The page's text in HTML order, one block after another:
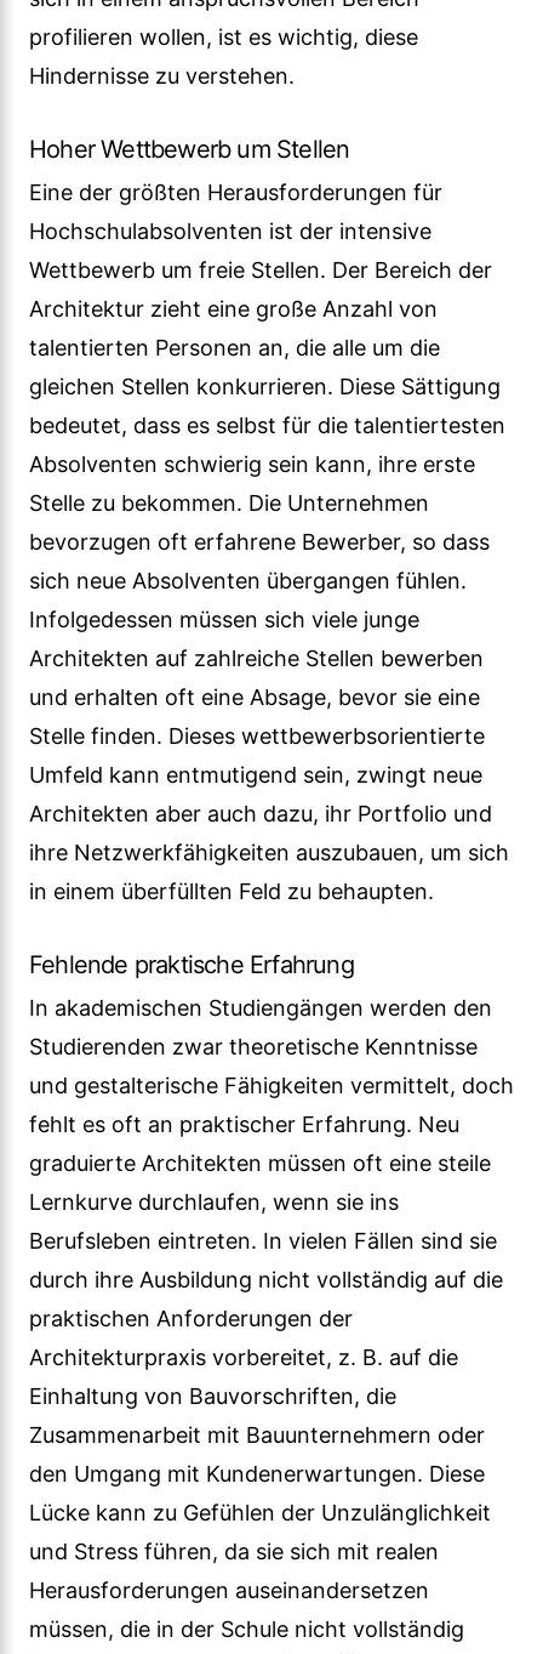
profilieren wollen, ist es wichtig, diese
Hindernisse zu verstehen.
Hoher Wettbewerb um Stellen
Eine der größten Herausforderungen für
Hochschulabsolventen ist der intensive
Wettbewerb um freie Stellen. Der Bereich der
Architektur zieht eine große Anzahl von
talentierten Personen an, die alle um die
gleichen Stellen konkurrieren. Diese Sättigung
bedeutet, dass es selbst für die talentiertesten
Absolventen schwierig sein kann, ihre erste
Stelle zu bekommen. Die Unternehmen
bevorzugen oft erfahrene Bewerber, so dass
sich neue Absolventen übergangen fühlen.
Infolgedessen müssen sich viele junge
Architekten auf zahlreiche Stellen bewerben
und erhalten oft eine Absage, bevor sie eine
Stelle finden. Dieses wettbewerbsorientierte
Umfeld kann entmutigend sein, zwingt neue
Architekten aber auch dazu, ihr Portfolio und
ihre Netzwerkfähigkeiten auszubauen, um sich
in einem überfüllten Feld zu behaupten.
Fehlende praktische Erfahrung
In akademischen Studiengängen werden den
Studierenden zwar theoretische Kenntnisse
und gestalterische Fähigkeiten vermittelt, doch
fehlt es oft an praktischer Erfahrung. Neu
graduierte Architekten müssen oft eine steile
Lernkurve durchlaufen, wenn sie ins
Berufsleben eintreten. In vielen Fällen sind sie
durch ihre Ausbildung nicht vollständig auf die
praktischen Anforderungen der
Architekturpraxis vorbereitet, z. B. auf die
Einhaltung von Bauvorschriften, die
Zusammenarbeit mit Bauunternehmern oder
den Umgang mit Kundenerwartungen. Diese
Lücke kann zu Gefühlen der Unzulänglichkeit
und Stress führen, da sie sich mit realen
Herausforderungen auseinandersetzen
müssen, die in der Schule nicht vollständig